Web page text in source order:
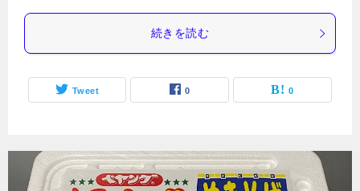
続きを読む
Tweet 0 0